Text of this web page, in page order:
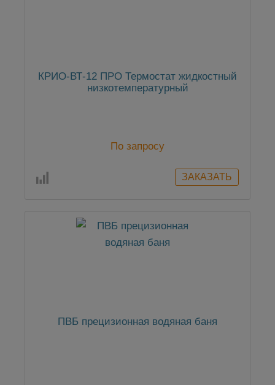
КРИО-ВТ-12 ПРО Термостат жидкостный
низкотемпературный
По запросу
ПВБ прецизионная водяная баня